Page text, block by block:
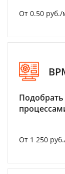
От 0.50 руб./
От 1 250